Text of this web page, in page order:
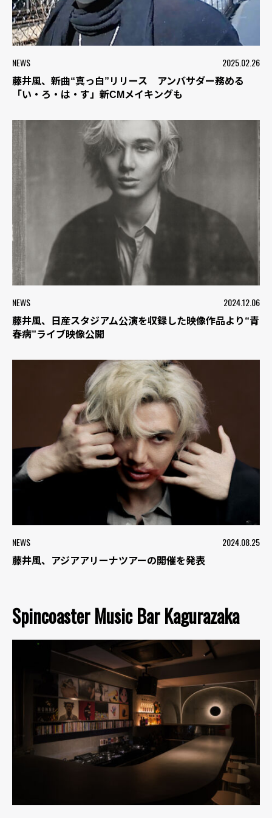
NEWS 2025.02.26
藤井風、新曲“真っ白”リリース アンバサダー務める
「い・ろ・は・す」新CMメイキングも
NEWS 2024.12.06
藤井風、⽇産スタジアム公演を収録した映像作品より“⻘
春病”ライブ映像公開
NEWS 2024.08.25
藤井風、アジアアリーナツアーの開催を発表
Spincoaster Music Bar Kagurazaka